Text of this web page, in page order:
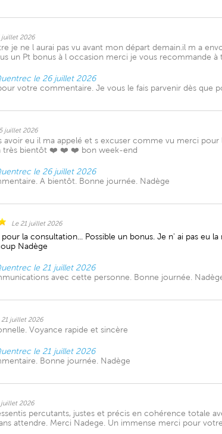
juillet 2026
je ne l aurai pas vu avant mon départ demain.il m a
un Pt bonus à l occasion merci je vous recommande à
le 26 juillet 2026
votre commentaire. Je vous le fais parvenir dès que
juillet 2026
avoir eu il ma appelé et s excuser comme vu merci
très bientôt ❤️ ❤️ ❤️ bon week-end
le 26 juillet 2026
A bientôt. Bonne journée. Nadège
Le 21 juillet 2026
la consultation... Possible un bonus. Je n' ai pas eu
Nadège
le 21 juillet 2026
avec cette personne. Bonne journée.
21 juillet 2026
Voyance rapide et sincère
le 21 juillet 2026
Bonne journée. Nadège
juillet 2026
percutants, justes et précis en cohérence totale
attendre. Merci Nadege. Un immense merci pour